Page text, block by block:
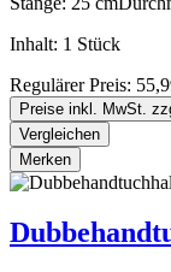
Inhalt: 1 Stück
Regulärer Preis:
Preise inkl. MwSt.
Vergleichen
Merken